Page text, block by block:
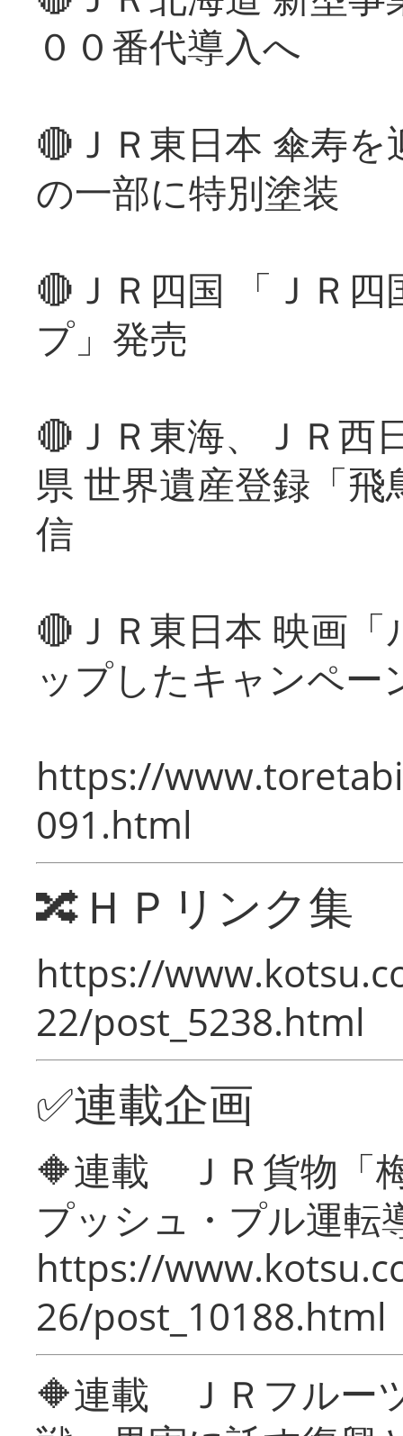
００番代導入へ
🔴ＪＲ東日本 傘寿
の一部に特別塗装
🔴ＪＲ四国 「ＪＲ
プ」発売
🔴ＪＲ東海、ＪＲ西
県 世界遺産登録「
信
🔴ＪＲ東日本 映画
ップしたキャンペー
https://
091.html
🔀ＨＰリンク集
https://
22/post_5238.html
✅連載企画
🔶連載 ＪＲ貨物「
プッシュ・プル運転
https://
26/post_10188.html
🔶連載 ＪＲフルー